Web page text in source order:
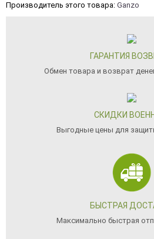
Производитель этого товара: Ganzo
ГАРАНТИЯ
Обмен товара и возврат
СКИДКИ
Выгодные цены для
БЫСТРАЯ
Максимально быстрая